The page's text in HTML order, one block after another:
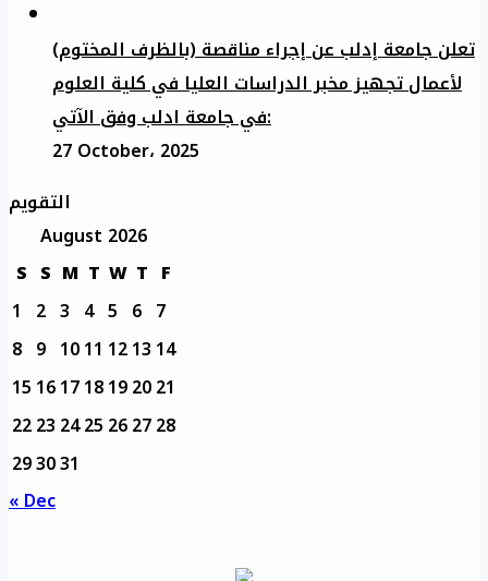
تعلن جامعة إدلب عن إجراء مناقصة (بالظرف المختوم)
لأعمال تجهيز مخبر الدراسات العليا في كلية العلوم
في جامعة ادلب وفق الآتي:
27 October، 2025
التقويم
August 2026
S S M T W T F
1 2 3 4 5 6 7
8 9 1011 121314
15161718192021
22232425262728
293031
« Dec